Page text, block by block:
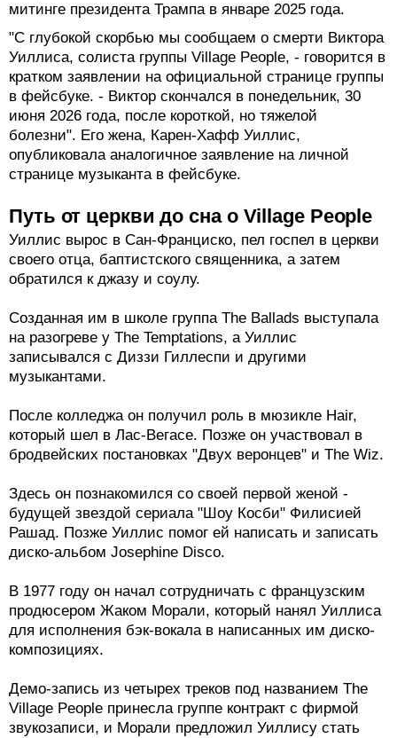
митинге президента Трампа в январе 2025 года.
"С глубокой скорбью мы сообщаем о смерти Виктора
Уиллиса, солиста группы Village People, - говорится в
кратком заявлении на официальной странице группы
в фейсбуке. - Виктор скончался в понедельник, 30
июня 2026 года, после короткой, но тяжелой
болезни". Его жена, Карен-Хафф Уиллис,
опубликовала аналогичное заявление на личной
странице музыканта в фейсбуке.
Путь от церкви до сна о Village People
Уиллис вырос в Сан-Франциско, пел госпел в церкви
своего отца, баптистского священника, а затем
обратился к джазу и соулу.
Созданная им в школе группа The Ballads выступала
на разогреве у The Temptations, а Уиллис
записывался с Диззи Гиллеспи и другими
музыкантами.
После колледжа он получил роль в мюзикле Hair,
который шел в Лас-Вегасе. Позже он участвовал в
бродвейских постановках "Двух веронцев" и The Wiz.
Здесь он познакомился со своей первой женой -
будущей звездой сериала "Шоу Косби" Филисией
Рашад. Позже Уиллис помог ей написать и записать
диско-альбом Josephine Disco.
В 1977 году он начал сотрудничать с французским
продюсером Жаком Морали, который нанял Уиллиса
для исполнения бэк-вокала в написанных им диско-
композициях.
Демо-запись из четырех треков под названием The
Village People принесла группе контракт с фирмой
звукозаписи, и Морали предложил Уиллису стать